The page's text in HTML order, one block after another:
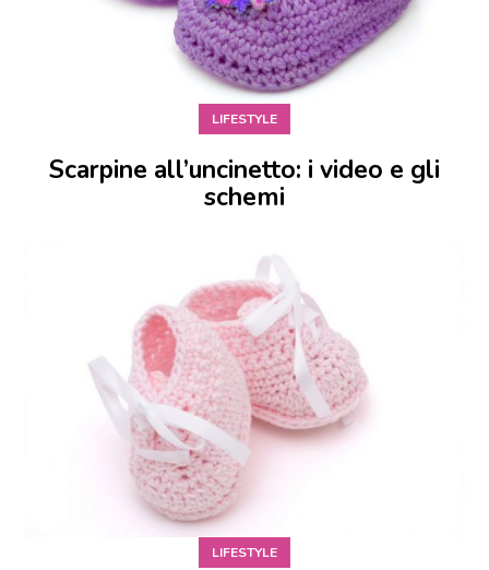
LIFESTYLE
Scarpine all’uncinetto: i video e gli
schemi
LIFESTYLE